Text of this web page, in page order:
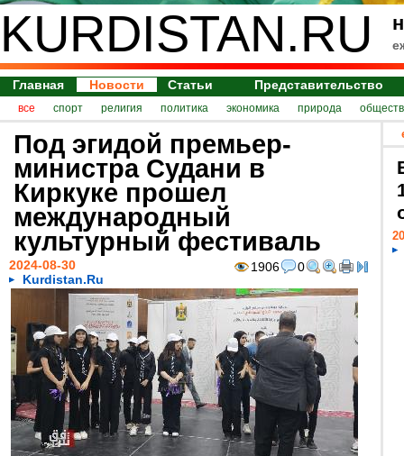
KURDISTAN.RU
Главная Новости Статьи Представительство
все спорт религия политика экономика природа
Под эгидой премьер-
министра Судани в
Киркуке прошел
международный
культурный фестиваль
1906 0
2024-08-30
Kurdistan.Ru